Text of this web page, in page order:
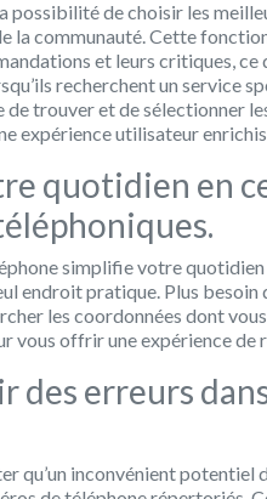
possibilité de choisir les
la communauté. Cette
et leurs critiques,
recherchent un service
de trouver et de sélectionner
expérience utilisateur
quotidien en
simplifie votre
endroit pratique. Plus
les coordonnées dont
vous offrir une expérience
des erreurs
qu’un inconvénient potentiel